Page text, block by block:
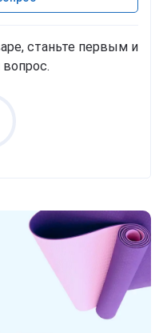
станьте первым и